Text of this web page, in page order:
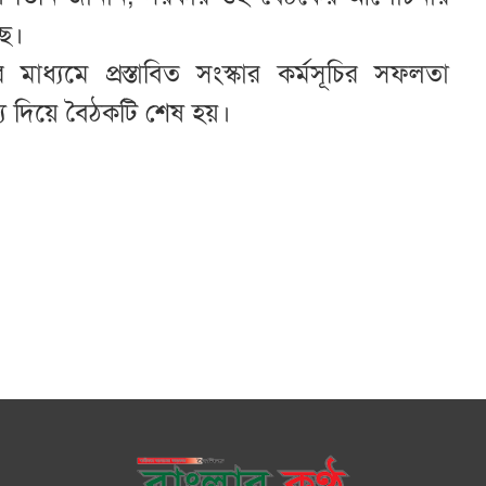
প্রস্তাবিত সংস্কার কর্মসূচির সফলতা
দিয়ে বৈঠকটি শেষ হয়।